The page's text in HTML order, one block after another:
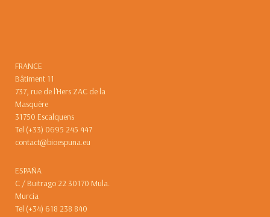
FRANCE
Bâtiment 11
737, rue de l'Hers ZAC de la
Masquère
31750 Escalquens
Tel (+33) 0695 245 447
contact@bioespuna.eu
ESPAÑA
C / Buitrago 22 30170 Mula.
Murcia
Tel (+34) 618 238 840